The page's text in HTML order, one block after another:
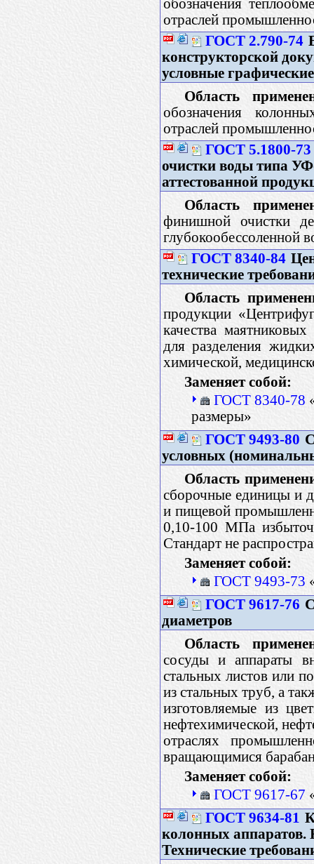
обозначения
отраслей
ГОСТ 2.790-74
конструкторской
условные
Область
обозначения
отраслей
ГОСТ 5.1800-73
очистки воды типа
аттестованной
Область
финишной очистки
глубокообессоленной
ГОСТ 8340-84
технические
Область
продукции
качества
для разделения
химической,
Заменяет собой:
ГОСТ 8340-78
размеры»
ГОСТ 9493-80
условных
Область
сборочные единицы и
и пищевой
0,10-100 МПа
Стандарт не
Заменяет собой:
ГОСТ 9493-73
ГОСТ 9617-76
диаметров
Область
сосуды и аппараты
стальных листов или
из стальных труб, а
изготовляемые из
нефтехимической,
отраслях
вращающимися
Заменяет собой:
ГОСТ 9617-67
ГОСТ 9634-81
колонных аппаратов.
Технические